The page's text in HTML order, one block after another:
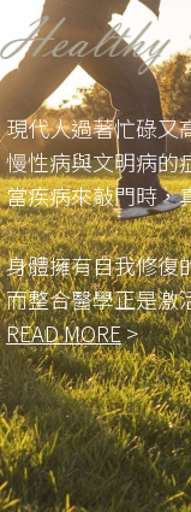
現代人過著忙碌又
慢性病與文明病的
當疾病來敲門時，
身體擁有自我修復
而整合醫學正是激
READ MORE>